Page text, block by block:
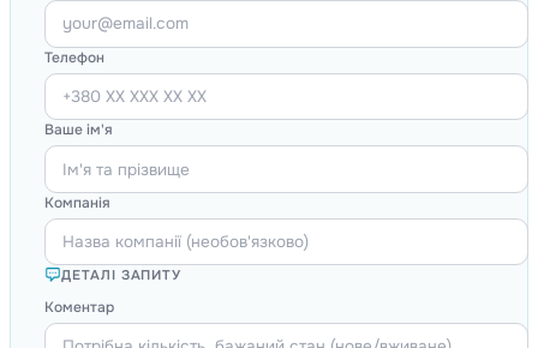
Телефон
Ваше ім'я
Компанія
ДЕТАЛІ ЗАПИТУ
Коментар